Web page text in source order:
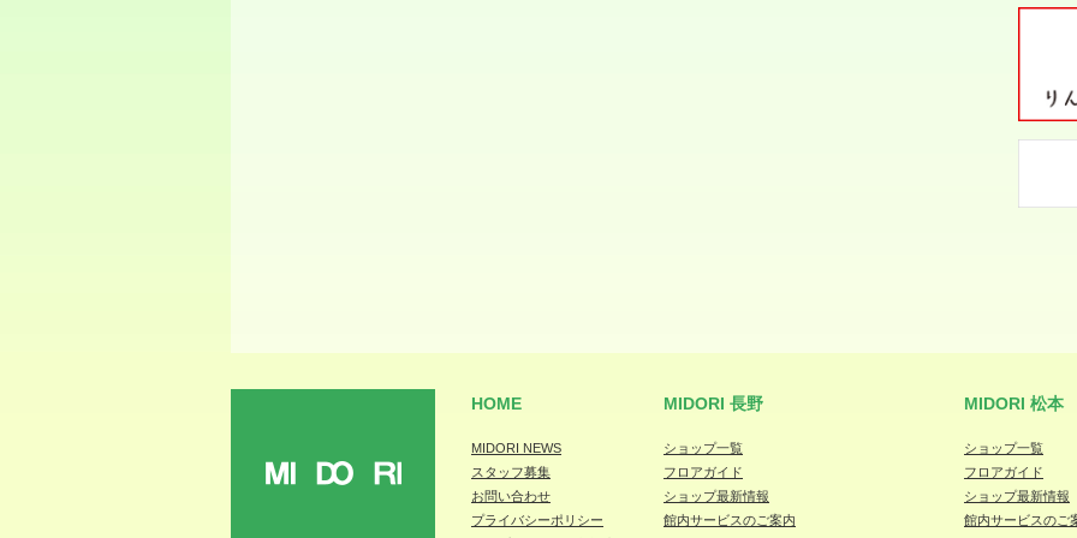
HOME
MIDORI NEWS
スタッフ募集
お問い合わせ
プライバシーポリシー
MIDORI 長野
ショップ一覧
フロアガイド
ショップ最新情報
館内サービスのご案内
MIDORI 松本
ショップ一覧
フロアガイド
ショップ最新情報
館内サービスのご